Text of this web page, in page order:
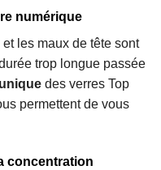
numérique
les maux de tête sont
trop longue passée
des verres Top
permettent de vous
concentration